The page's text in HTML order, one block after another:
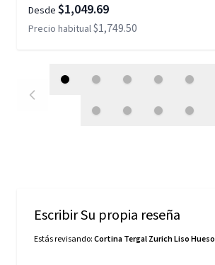
Desde $1,049.69
Precio habitual$1,749.50
Escribir Su propia reseña
Estás revisando:Cortina Tergal Zurich Liso Hueso